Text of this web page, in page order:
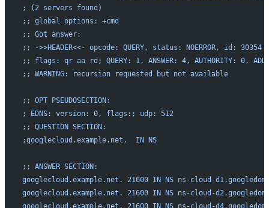
; (2 servers found)
;; global options: +cmd
;; Got answer:
;; ->>HEADER<<- opcode: QUERY, status: NOERROR, id: 30354
;; flags: qr aa rd; QUERY: 1, ANSWER: 4, AUTHORITY: 0,
;; WARNING: recursion requested but not available
;; OPT PSEUDOSECTION:
; EDNS: version: 0, flags:; udp: 512
;; QUESTION SECTION:
;googlecloud.example.net.  IN NS
;; ANSWER SECTION:
googlecloud.example.net. 21600 IN NS ns-cloud-
googlecloud.example.net. 21600 IN NS ns-cloud-